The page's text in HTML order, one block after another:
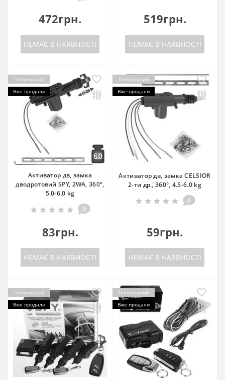
472грн.
НЕМАЄ В НАЯВНОСТІ
519грн.
НЕМАЄ В НАЯВНОСТІ
Популярний
Вже продали
Активатор дв, замка
дводротовий SPY, 2WA, 360°,
5.0-6.0 kg
0
83грн.
НЕМАЄ В НАЯВНОСТІ
Популярний
Вже продали
Активатор дв, замка CELSIOR
2-ти др., 360°, 4.5-6.0 kg
0
59грн.
НЕМАЄ В НАЯВНОСТІ
Популярний
Вже продали
Популярний
Вже продали